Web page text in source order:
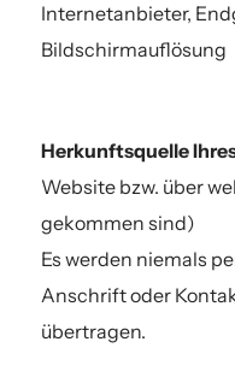
Internetanbieter,
Bildschirmauflösung
Herkunftsquelle
Website bzw. über
gekommen sind)
Es werden niemals
Anschrift oder
übertragen.